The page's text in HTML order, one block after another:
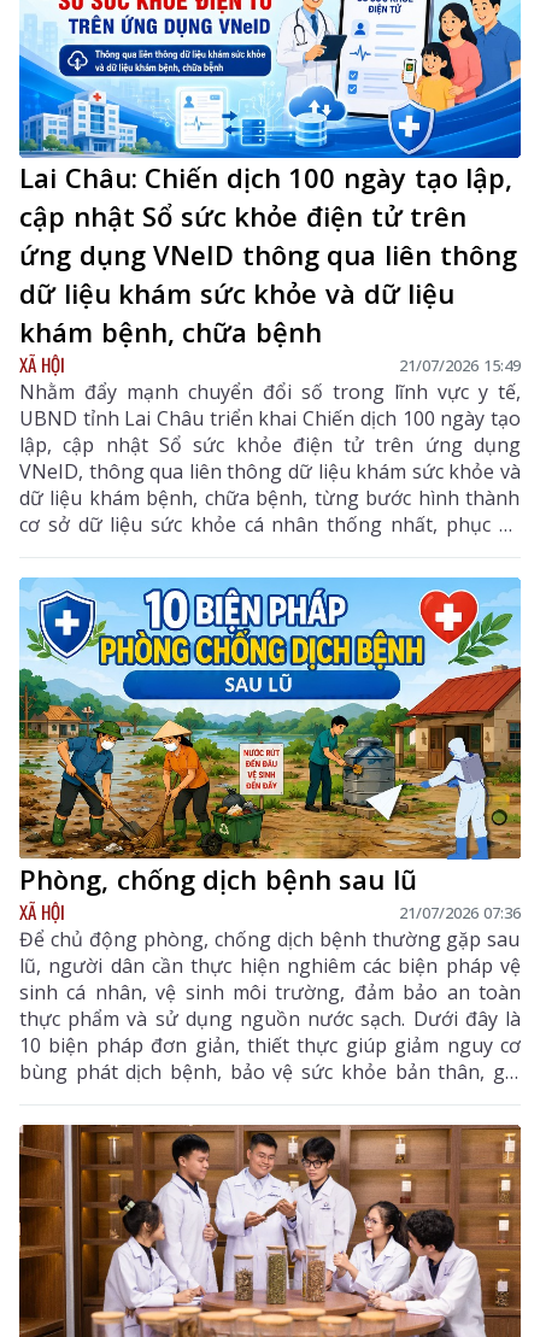
Lai Châu: Chiến dịch 100 ngày tạo lập,
cập nhật Sổ sức khỏe điện tử trên
ứng dụng VNeID thông qua liên thông
dữ liệu khám sức khỏe và dữ liệu
khám bệnh, chữa bệnh
XÃ HỘI 21/07/2026 15:49
Nhằm đẩy mạnh chuyển đổi số trong lĩnh vực y tế,
UBND tỉnh Lai Châu triển khai Chiến dịch 100 ngày tạo
lập, cập nhật Sổ sức khỏe điện tử trên ứng dụng
VNeID, thông qua liên thông dữ liệu khám sức khỏe và
dữ liệu khám bệnh, chữa bệnh, từng bước hình thành
cơ sở dữ liệu sức khỏe cá nhân thống nhất, phục vụ
quản lý sức khỏe toàn dân.
Phòng, chống dịch bệnh sau lũ
XÃ HỘI 21/07/2026 07:36
Để chủ động phòng, chống dịch bệnh thường gặp sau
lũ, người dân cần thực hiện nghiêm các biện pháp vệ
sinh cá nhân, vệ sinh môi trường, đảm bảo an toàn
thực phẩm và sử dụng nguồn nước sạch. Dưới đây là
10 biện pháp đơn giản, thiết thực giúp giảm nguy cơ
bùng phát dịch bệnh, bảo vệ sức khỏe bản thân, gia
đình và cộng đồng.